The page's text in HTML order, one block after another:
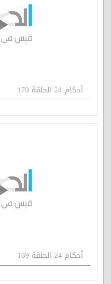
أحكام 24 الحلقة 170
أحكام 24 الحلقة 169